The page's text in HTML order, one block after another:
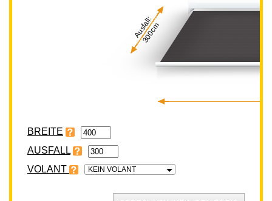
Ausfall:
300cm
BREITE
VOLANT KEIN VOLANT